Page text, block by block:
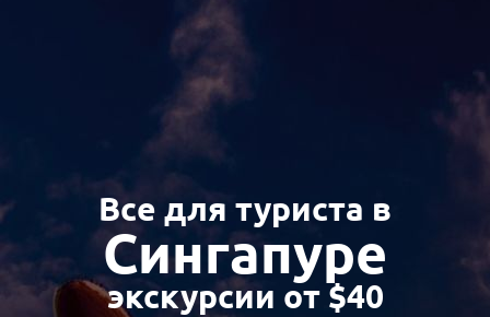
Все для туриста в
Сингапуре
экскурсии от $40